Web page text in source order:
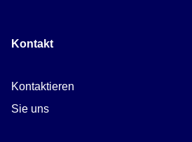
Kontakt
Kontaktieren
Sie uns